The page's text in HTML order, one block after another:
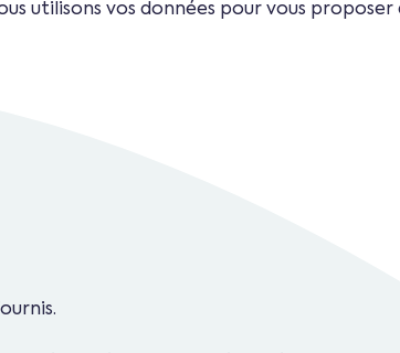
utilisons vos données pour vous proposer